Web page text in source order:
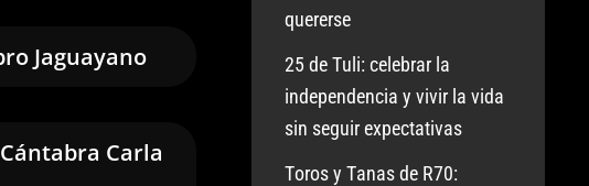
Jaguayano
Carla
quererse
25 de Tuli: celebrar la
independencia y vivir la vida
sin seguir expectativas
Toros y Tanas de R70: